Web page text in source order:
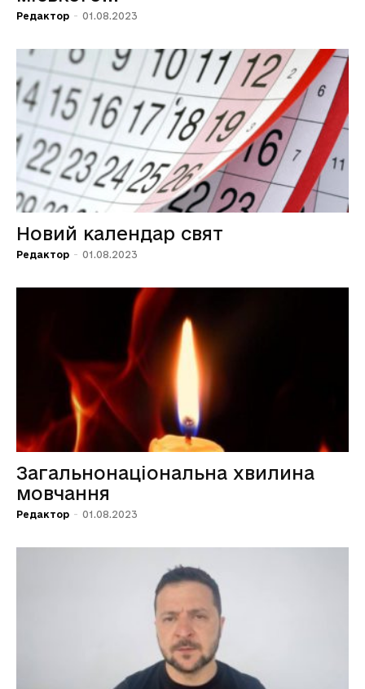
Редактор - 01.08.2023
Новий календар свят
Редактор - 01.08.2023
Загальнонаціональна хвилина
мовчання
Редактор - 01.08.2023